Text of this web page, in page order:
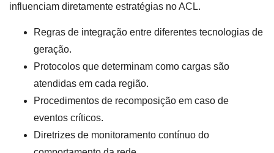
influenciam diretamente estratégias no ACL.
Regras de integração entre diferentes tecnologias de
geração.
Protocolos que determinam como cargas são
atendidas em cada região.
Procedimentos de recomposição em caso de
eventos críticos.
Diretrizes de monitoramento contínuo do